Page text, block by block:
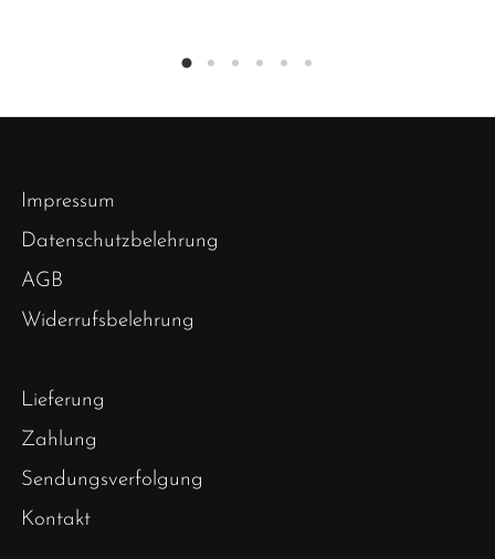
Impressum
Datenschutzbelehrung
AGB
Widerrufsbelehrung
Lieferung
Zahlung
Sendungsverfolgung
Kontakt